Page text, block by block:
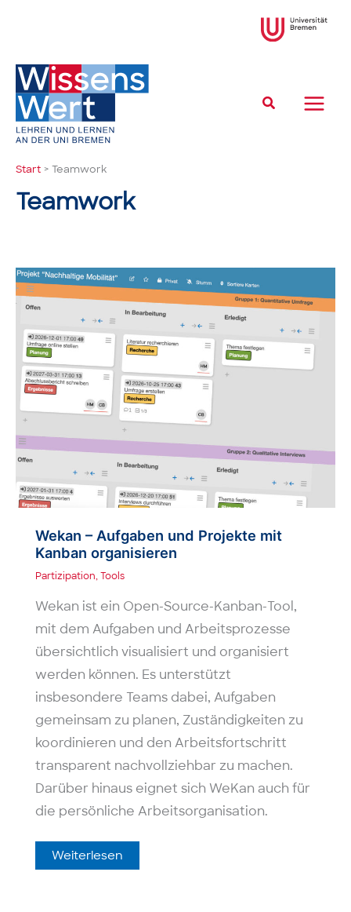
Suchen
Start Teamwork
Teamwork
Wekan – Aufgaben und Projekte mit
Kanban organisieren
Partizipation,Tools
Wekan ist ein Open-Source-Kanban-Tool,
mit dem Aufgaben und Arbeitsprozesse
übersichtlich visualisiert und organisiert
werden können. Es unterstützt
insbesondere Teams dabei, Aufgaben
gemeinsam zu planen, Zuständigkeiten zu
koordinieren und den Arbeitsfortschritt
transparent nachvollziehbar zu machen.
Darüber hinaus eignet sich WeKan auch für
die persönliche Arbeitsorganisation.
Wekan
Weiterlesen